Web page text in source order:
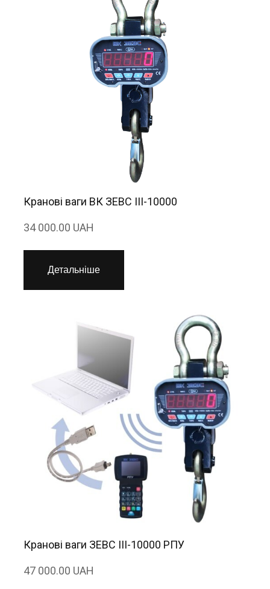
Кранові ваги ВК ЗЕВС ІІІ-10000
34 000.00 UAH
Детальніше
Кранові ваги ЗЕВС ІІІ-10000 РПУ
47 000.00 UAH